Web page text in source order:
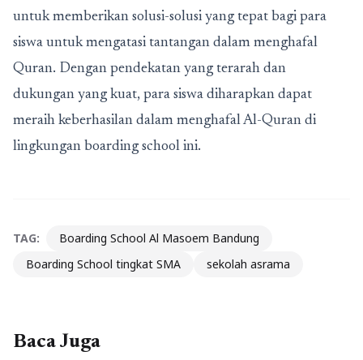
untuk memberikan solusi-solusi yang tepat bagi para
siswa untuk mengatasi tantangan dalam menghafal
Quran. Dengan pendekatan yang terarah dan
dukungan yang kuat, para siswa diharapkan dapat
meraih keberhasilan dalam menghafal Al-Quran di
lingkungan boarding school ini.
TAG:
Boarding School Al Masoem Bandung
Boarding School tingkat SMA
sekolah asrama
Baca Juga